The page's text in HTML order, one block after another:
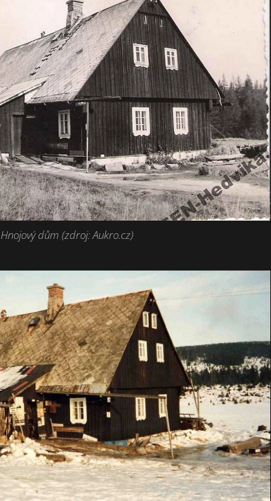
Hnojový dům (zdroj: Aukro.cz)